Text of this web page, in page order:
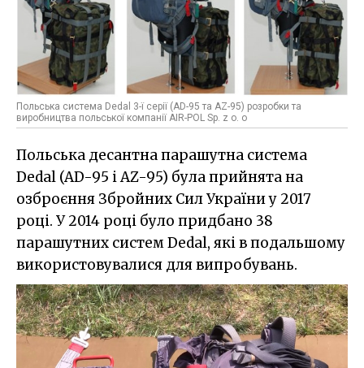
Польська система Dedal 3-ї серії (АD-95 та АZ-95) розробки та
виробництва польської компанії AIR-POL Sp. z o. o
Польська десантна парашутна система
Dedal (AD-95 і AZ-95) була прийнята на
озброєння Збройних Сил України у 2017
році. У 2014 році було придбано 38
парашутних систем Dedal, які в подальшому
використовувалися для випробувань.